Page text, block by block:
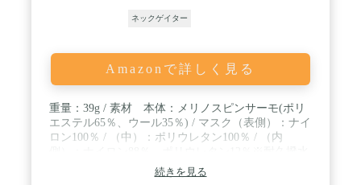
ネックゲイター
Amazonで詳しく見る
重量：39g / 素材 本体：メリノスピンサーモ(ポリ
エステル65％、ウール35％) / マスク（表側）：ナイ
ロン100％ / （中）：ポリウレタン100％ / （内
続きを見る